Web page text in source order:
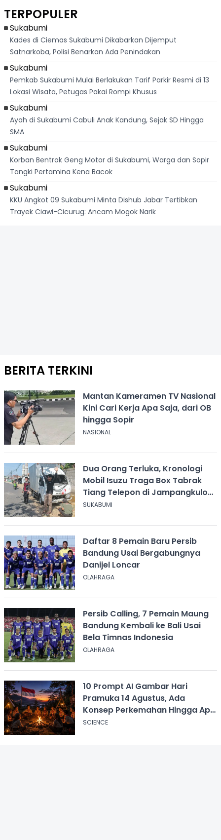
Dari
Palabuhanratu
TERPOPULER
Sukabumi
Kades di Ciemas Sukabumi Dikabarkan Dijemput
Satnarkoba, Polisi Benarkan Ada Penindakan
Sukabumi
Pemkab Sukabumi Mulai Berlakukan Tarif Parkir Resmi di 13
Lokasi Wisata, Petugas Pakai Rompi Khusus
Sukabumi
Ayah di Sukabumi Cabuli Anak Kandung, Sejak SD Hingga
SMA
Sukabumi
Korban Bentrok Geng Motor di Sukabumi, Warga dan Sopir
Tangki Pertamina Kena Bacok
Sukabumi
KKU Angkot 09 Sukabumi Minta Dishub Jabar Tertibkan
Trayek Ciawi-Cicurug: Ancam Mogok Narik
BERITA TERKINI
Mantan Kameramen TV Nasional
Kini Cari Kerja Apa Saja, dari OB
hingga Sopir
NASIONAL
Dua Orang Terluka, Kronologi
Mobil Isuzu Traga Box Tabrak
Tiang Telepon di Jampangkulon
Sukabumi
SUKABUMI
Daftar 8 Pemain Baru Persib
Bandung Usai Bergabungnya
Danijel Loncar
OLAHRAGA
Persib Calling, 7 Pemain Maung
Bandung Kembali ke Bali Usai
Bela Timnas Indonesia
OLAHRAGA
10 Prompt AI Gambar Hari
Pramuka 14 Agustus, Ada
Konsep Perkemahan Hingga Api
Unggun
SCIENCE